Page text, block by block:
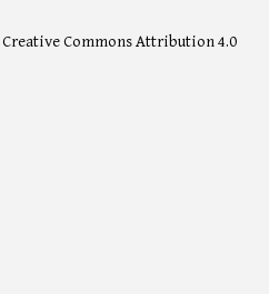
Creative Commons Attribution 4.0